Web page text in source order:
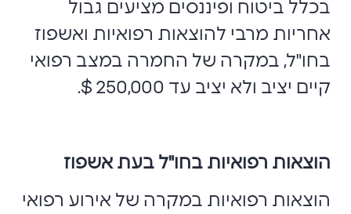
בכלל ביטוח ופיננסים מציעים גבול
אחריות מרבי להוצאות רפואיות ואשפוז
בחו"ל, במקרה של החמרה במצב רפואי
קיים יציב ולא יציב עד 250,000 $.
הוצאות רפואיות בחו"ל בעת אשפוז
הוצאות רפואיות במקרה של אירוע רפואי